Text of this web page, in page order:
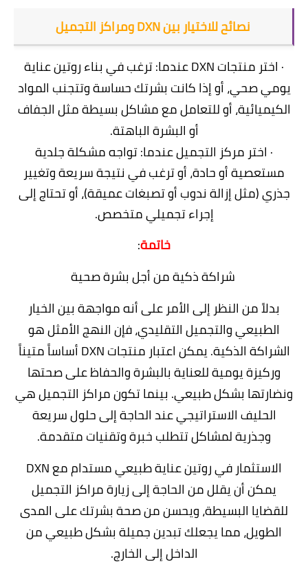
نصائح للاختيار بين DXN ومراكز التجميل
· اختر منتجات DXN عندما: ترغب في بناء روتين عناية
يومي صحي، أو إذا كانت بشرتك حساسة وتتجنب المواد
الكيميائية، أو للتعامل مع مشاكل بسيطة مثل الجفاف
أو البشرة الباهتة.
· اختر مركز التجميل عندما: تواجه مشكلة جلدية
مستعصية أو حادة، أو ترغب في نتيجة سريعة وتغيير
جذري (مثل إزالة ندوب أو تصبغات عميقة)، أو تحتاج إلى
إجراء تجميلي متخصص.
خاتمة:
شراكة ذكية من أجل بشرة صحية
بدلاً من النظر إلى الأمر على أنه مواجهة بين الخيار
الطبيعي والتجميل التقليدي، فإن النهج الأمثل هو
الشراكة الذكية. يمكن اعتبار منتجات DXN أساساً متيناً
وركيزة يومية للعناية بالبشرة والحفاظ على صحتها
ونضارتها بشكل طبيعي. بينما تكون مراكز التجميل هي
الحليف الاستراتيجي عند الحاجة إلى حلول سريعة
وجذرية لمشاكل تتطلب خبرة وتقنيات متقدمة.
الاستثمار في روتين عناية طبيعي مستدام مع DXN
يمكن أن يقلل من الحاجة إلى زيارة مراكز التجميل
للقضايا البسيطة، ويحسن من صحة بشرتك على المدى
الطويل، مما يجعلك تبدين جميلة بشكل طبيعي من
الداخل إلى الخارج.